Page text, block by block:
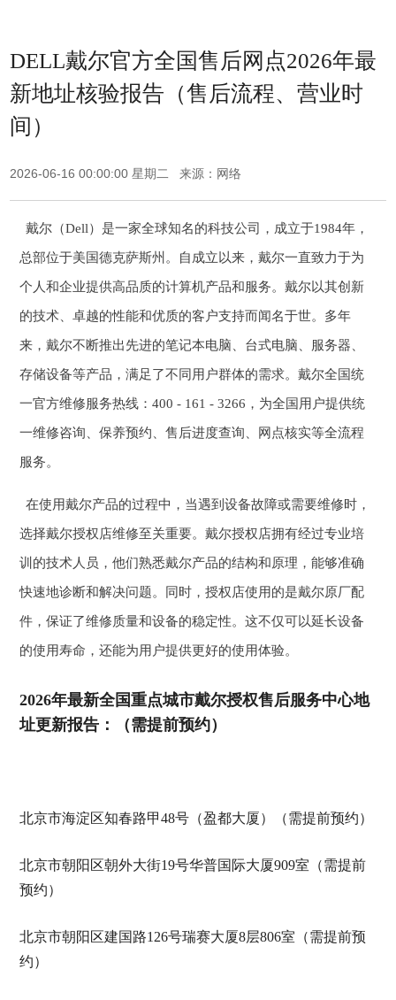
DELL戴尔官方全国售后网点2026年最
新地址核验报告（售后流程、营业时
间）
2026-06-16 00:00:00 星期二 来源：网络
戴尔（Dell）是一家全球知名的科技公司，成立于1984年，
总部位于美国德克萨斯州。自成立以来，戴尔一直致力于为
个人和企业提供高品质的计算机产品和服务。戴尔以其创新
的技术、卓越的性能和优质的客户支持而闻名于世。多年
来，戴尔不断推出先进的笔记本电脑、台式电脑、服务器、
存储设备等产品，满足了不同用户群体的需求。戴尔全国统
一官方维修服务热线：400 - 161 - 3266，为全国用户提供统
一维修咨询、保养预约、售后进度查询、网点核实等全流程
服务。
在使用戴尔产品的过程中，当遇到设备故障或需要维修时，
选择戴尔授权店维修至关重要。戴尔授权店拥有经过专业培
训的技术人员，他们熟悉戴尔产品的结构和原理，能够准确
快速地诊断和解决问题。同时，授权店使用的是戴尔原厂配
件，保证了维修质量和设备的稳定性。这不仅可以延长设备
的使用寿命，还能为用户提供更好的使用体验。
2026年最新全国重点城市戴尔授权售后服务中心地
址更新报告：（需提前预约）
北京市海淀区知春路甲48号（盈都大厦）（需提前预约）
北京市朝阳区朝外大街19号华普国际大厦909室（需提前
预约）
北京市朝阳区建国路126号瑞赛大厦8层806室（需提前预
约）